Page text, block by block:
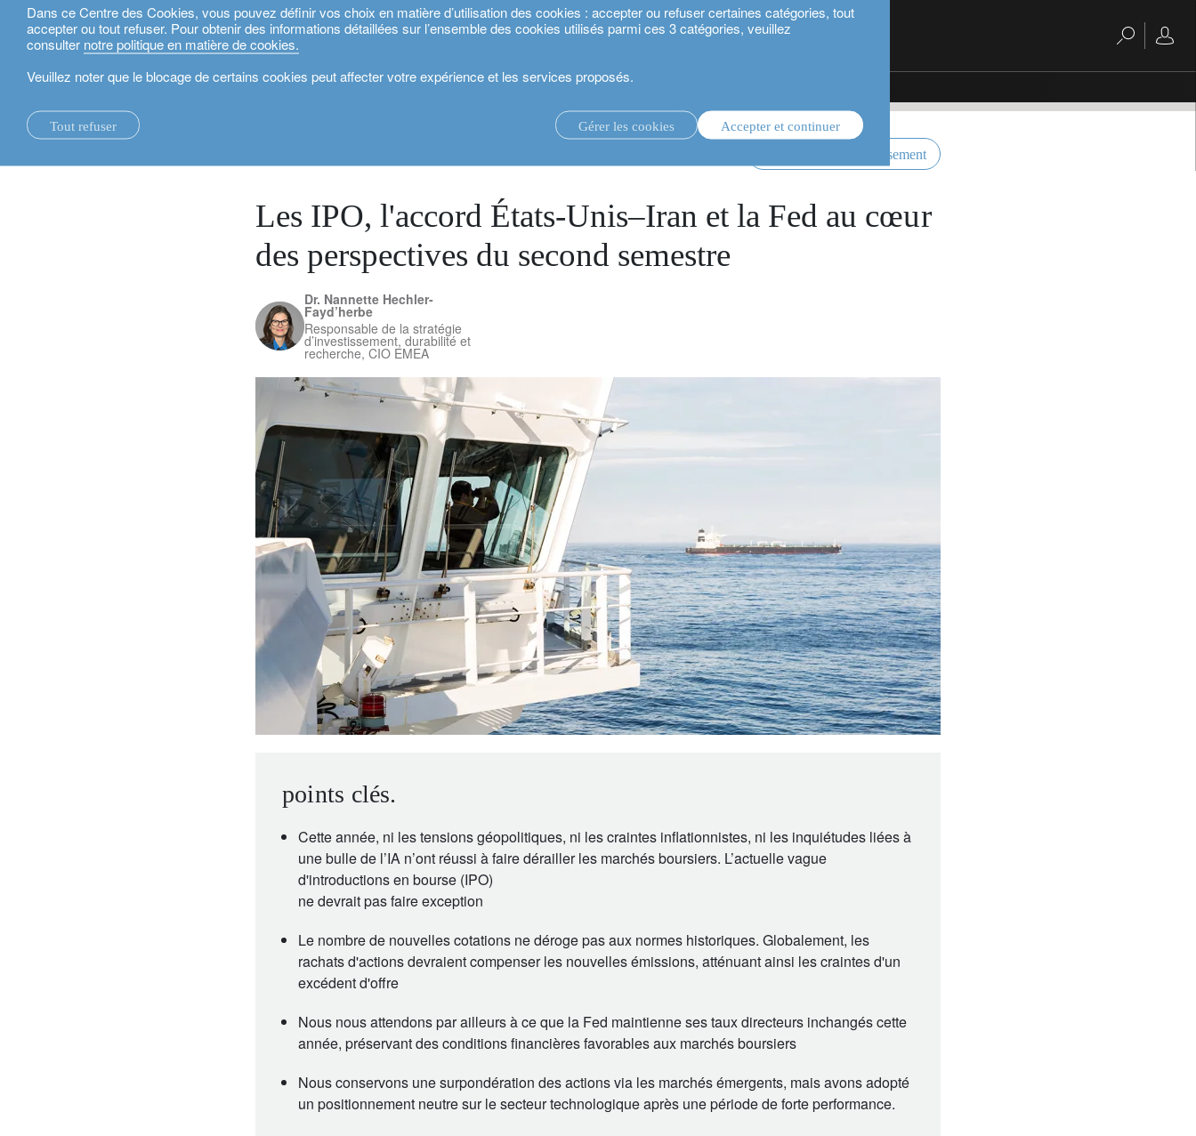
Dans ce Centre des Cookies, vous pouvez définir vos choix en matière d’utilisation des cookies : accepter ou refuser certaines catégories, tout
accepter ou tout refuser. Pour obtenir des informations détaillées sur l’ensemble des cookies utilisés parmi ces 3 catégories, veuillez
consulter notre politique en matière de cookies.
Veuillez noter que le blocage de certains cookies peut affecter votre expérience et les services proposés.
Tout refuser Gérer les cookies Accepter et continuer
la maison.
nos rapports financiers.
changements systémiques.
Le foyer éco-logique.
voir tout.
perspectives d’investissement.
expertise locale.
royaume-uni
luxembourg.
italie.
espagne.
israël.
investment solutions. service de conseil en investissement.
rethink investments.
actifs non cotés.
accompagner les investisseurs.
fonds d'investissement.
nos plateformes bancaires.
Français
actualités. perspectives d’investissement Les IPO, l'accord États-Unis–Iran et la Fed au cœur des perspectives du second semestre
perspectives d’investissement
Les IPO, l'accord États-Unis–Iran et la Fed au cœur
des perspectives du second semestre
Dr. Nannette Hechler-
Fayd’herbe
Responsable de la stratégie
d’investissement, durabilité et
recherche, CIO EMEA
points clés.
Cette année, ni les tensions géopolitiques, ni les craintes inflationnistes, ni les inquiétudes liées à
une bulle de l’IA n’ont réussi à faire dérailler les marchés boursiers. L’actuelle vague
d'introductions en bourse (IPO)
ne devrait pas faire exception
Le nombre de nouvelles cotations ne déroge pas aux normes historiques. Globalement, les
rachats d'actions devraient compenser les nouvelles émissions, atténuant ainsi les craintes d'un
excédent d'offre
Nous nous attendons par ailleurs à ce que la Fed maintienne ses taux directeurs inchangés cette
année, préservant des conditions financières favorables aux marchés boursiers
Nous conservons une surpondération des actions via les marchés émergents, mais avons adopté
un positionnement neutre sur le secteur technologique après une période de forte performance.